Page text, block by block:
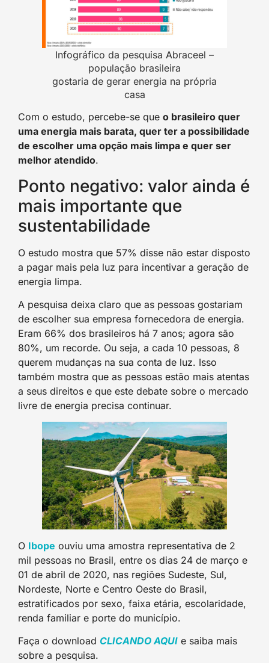
Infográfico da pesquisa Abraceel –
população brasileira
gostaria de gerar energia na própria
casa
Com o estudo, percebe-se que o brasileiro quer
uma energia mais barata, quer ter a possibilidade
de escolher uma opção mais limpa e quer ser
melhor atendido.
Ponto negativo: valor ainda é
mais importante que
sustentabilidade
O estudo mostra que 57% disse não estar disposto
a pagar mais pela luz para incentivar a geração de
energia limpa.
A pesquisa deixa claro que as pessoas gostariam
de escolher sua empresa fornecedora de energia.
Eram 66% dos brasileiros há 7 anos; agora são
80%, um recorde. Ou seja, a cada 10 pessoas, 8
querem mudanças na sua conta de luz. Isso
também mostra que as pessoas estão mais atentas
a seus direitos e que este debate sobre o mercado
livre de energia precisa continuar.
O Ibope ouviu uma amostra representativa de 2
mil pessoas no Brasil, entre os dias 24 de março e
01 de abril de 2020, nas regiões Sudeste, Sul,
Nordeste, Norte e Centro Oeste do Brasil,
estratificados por sexo, faixa etária, escolaridade,
renda familiar e porte do município.
Faça o download CLICANDO AQUI e saiba mais
sobre a pesquisa.